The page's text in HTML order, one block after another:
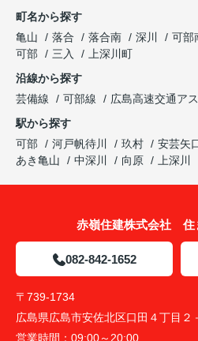
町名から探す
亀山
落合 落合南 深川 可部
可部
三入
上深川町
沿線から探す
芸備線
可部線
広島高速交通ア
駅から探す
可部
河戸帆待川 玖村 安芸矢
あき亀山
中深川 向原 上深川
赤嶺住建株式会社 住
082-842-1652
〒739-1734
広島県広島市安佐北区口田４丁目２
営業時間： 09:00～20:00